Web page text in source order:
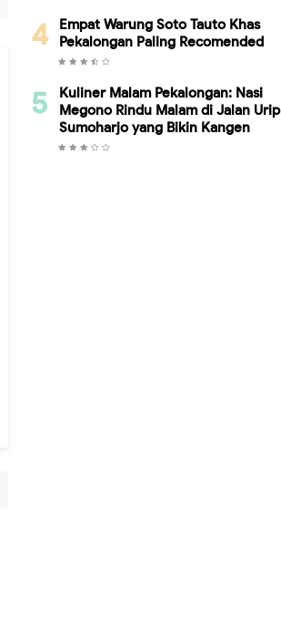
Empat Warung Soto Tauto Khas
Pekalongan Paling Recomended
Kuliner Malam Pekalongan: Nasi
Megono Rindu Malam di Jalan Urip
Sumoharjo yang Bikin Kangen